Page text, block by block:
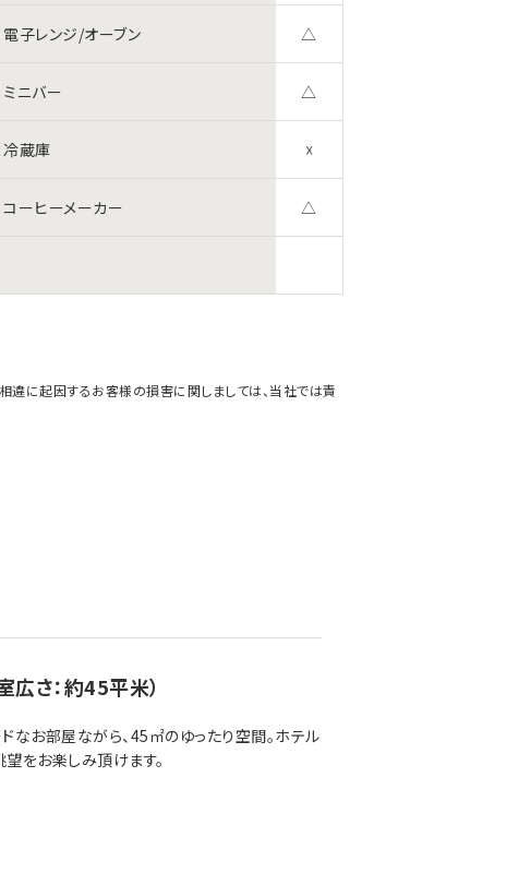
電子レンジ/オーブン △
ミニバー △
冷蔵庫 ☓
コーヒーメーカー △
違に起因するお客様の損害に関しましては、当社では責
広さ：約45平米）
なお部屋ながら、45㎡のゆったり空間。ホテル
をお楽しみ頂けます。